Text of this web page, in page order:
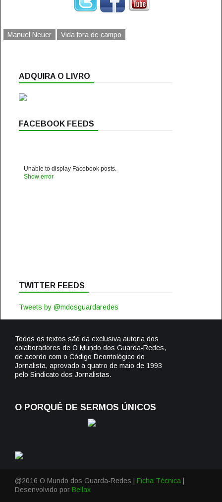
Manuel Neuer Vida fora de campo
ADQUIRA O LIVRO
FACEBOOK FEEDS
Unable to display Facebook posts.
Show error
TWITTER FEEDS
Tweets by @mdosguardaredes
Todos os textos são da exclusiva autoria dos
colaboradores de O Mundo dos Guarda-Redes,
de acordo com o Código Deontológico do
Jornalista, aprovado a quatro de maio de 1993
pelo Sindicato dos Jornalistas.
O PORQUÊ DE SERMOS ÚNICOS
@2016 O Mundo dos Guarda-Redes | Ficha Técnica
Desenvolvido por Bellax